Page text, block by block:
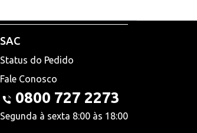
SAC
Status do Pedido
Fale Conosco
0800 727 2273
Segunda à sexta 8:00 às 18:00